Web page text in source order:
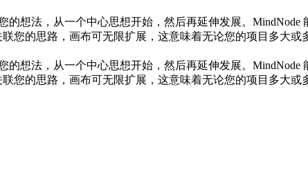
想法，从一个中心思想开始，然后再延伸发展。
的思路，画布可无限扩展，这意味着无论您的项目多大或
想法，从一个中心思想开始，然后再延伸发展。
的思路，画布可无限扩展，这意味着无论您的项目多大或